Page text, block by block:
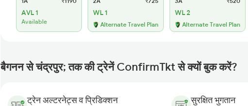
AVL 1
Available
WL 1
Alternate Travel Plan
WL 2
Alternate Travel Plan
बैगनन से चंद्रपुर; तक की ट्रेनें ConfirmTkt से क्यों बुक करें?
ट्रेन अल्टरनेट्स व प्रिडिक्शन सुरक्षित भुगतान